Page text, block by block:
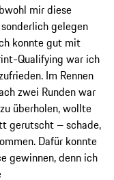
mir diese
gelegen
konnte gut mit
Qualifying war ich
Im Rennen
zwei Runden war
überholen, wollte
gerutscht – schade,
Dafür konnte
gewinnen, denn ich